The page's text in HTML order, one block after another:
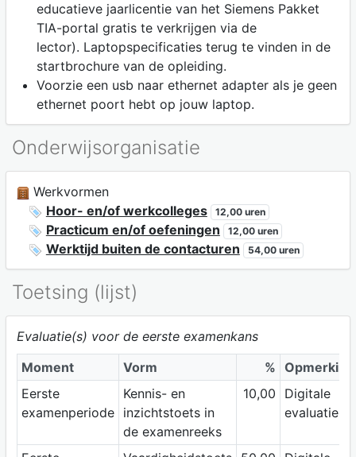
educatieve jaarlicentie van het Siemens Pakket
TIA-portal gratis te verkrijgen via de
lector). Laptopspecificaties terug te vinden in de
startbrochure van de opleiding.
Voorzie een usb naar ethernet adapter als je geen
ethernet poort hebt op jouw laptop.
Onderwijsorganisatie
Werkvormen
Hoor- en/of werkcolleges
12,00 uren
Practicum en/of oefeningen 12,00 uren
Werktijd buiten de contacturen 54,00 uren
Toetsing (lijst)
Evaluatie(s) voor de eerste examenkans
Moment
Vorm % Opmerking
Eerste
examenperiode
Kennis- en
inzichtstoets in
de examenreeks
10,00
Digitale
evaluatie